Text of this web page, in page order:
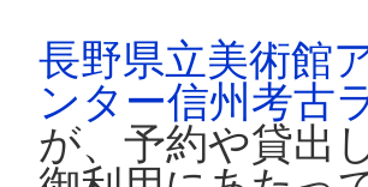
長野県立美術館
ンター信州考古
が、予約や貸出